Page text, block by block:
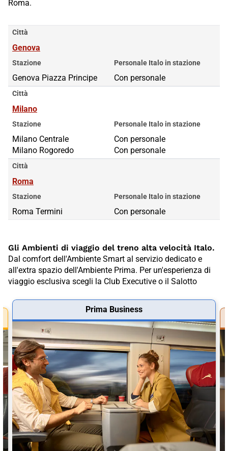
Roma.
Città
Genova
Stazione
Genova Piazza Principe
Personale Italo in stazione
Con personale
Città
Milano
Stazione
Milano Centrale
Milano Rogoredo
Personale Italo in stazione
Milano Centrale
Con personale
Milano Rogoredo
Con personale
Città
Roma
Stazione
Roma Termini
Personale Italo in stazione
Con personale
Gli Ambienti di viaggio del treno alta velocità Italo.
Dal comfort dell'Ambiente Smart al servizio dedicato e
all'extra spazio dell'Ambiente Prima. Per un'esperienza di
viaggio esclusiva scegli la Club Executive o il Salotto
Prima Business